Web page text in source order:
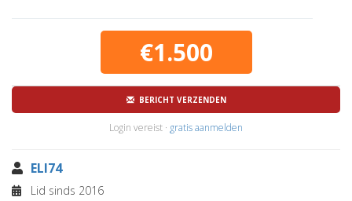
€1.500
BERICHT VERZENDEN
Login vereist · gratis aanmelden
ELI74
Lid sinds 2016